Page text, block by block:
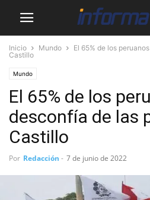
Inicio Mundo
El 65% de los
Castillo
Mundo
El 65% de los
desconfía de las
Castillo
Por Redacción - 7 de junio de 2022